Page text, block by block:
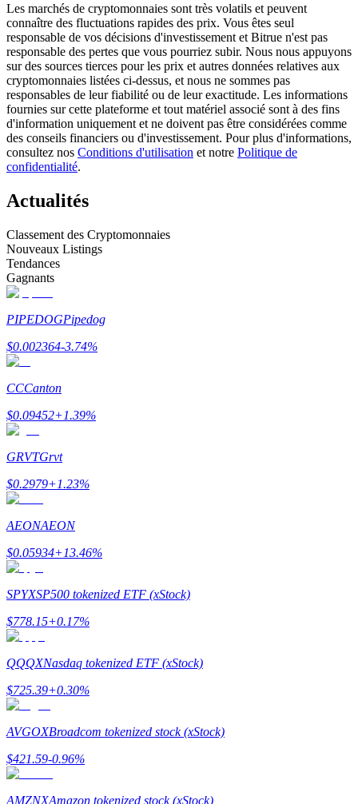
Devenez un trader de copie
Profitez du partage des bénéfices et des commissions de copy
trading
Stratégies de trading
Apprenez à rester rentable
Les marchés de cryptomonnaies sont très volatils et peuvent
connaître des fluctuations rapides des prix. Vous êtes seul
responsable de vos décisions d'investissement et Bitrue n'est pas
responsable des pertes que vous pourriez subir. Nous nous appuyons
sur des sources tierces pour les prix et autres données relatives aux
cryptomonnaies listées ci-dessus, et nous ne sommes pas
responsables de leur fiabilité ou de leur exactitude. Les informations
fournies sur cette plateforme et tout matériel associé sont à des fins
d'information uniquement et ne doivent pas être considérées comme
des conseils financiers ou d'investissement. Pour plus d'informations,
consultez nos Conditions d'utilisation et notre Politique de
confidentialité.
Actualités
Classement des Cryptomonnaies
Nouveaux Listings
Tendances
Gagnants
PIPEDOGPipedog
$0.002364-3.74%
CCCanton
$0.09452+1.39%
GRVTGrvt
$0.2979+1.23%
AEONAEON
$0.05934+13.46%
SPYXSP500 tokenized ETF (xStock)
$778.15+0.17%
QQQXNasdaq tokenized ETF (xStock)
$725.39+0.30%
AVGOXBroadcom tokenized stock (xStock)
$421.59-0.96%
AMZNXAmazon tokenized stock (xStock)